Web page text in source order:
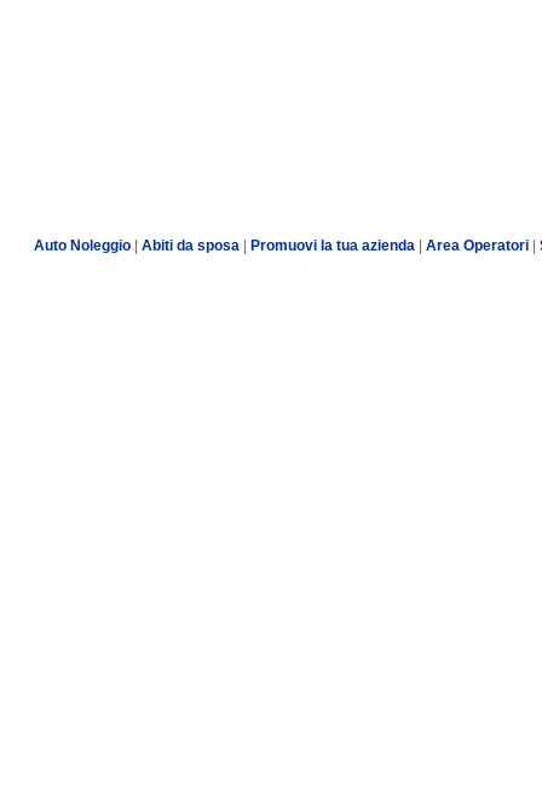
Auto Noleggio Abiti da sposa Promuovi la tua azienda Area Operatori